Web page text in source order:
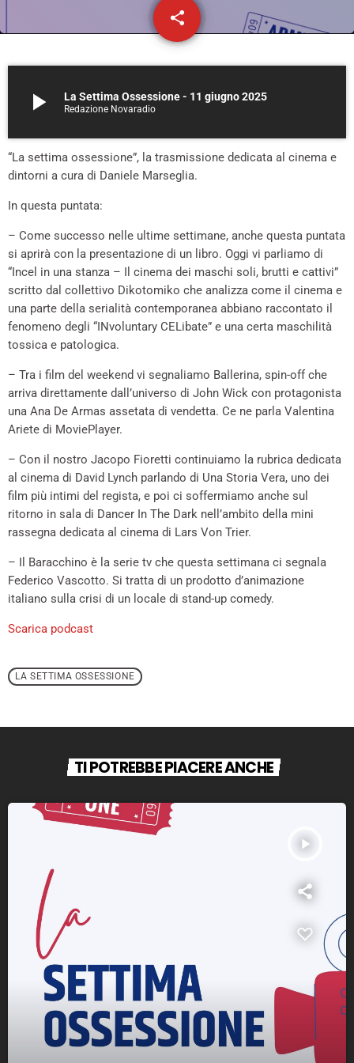
share
email
play_arrow La Settima Ossessione - 11 giugno 2025
Redazione Novaradio
“La settima ossessione”, la trasmissione dedicata al cinema e
dintorni a cura di Daniele Marseglia.
In questa puntata:
– Come successo nelle ultime settimane, anche questa puntata
si aprirà con la presentazione di un libro. Oggi vi parliamo di
“Incel in una stanza – Il cinema dei maschi soli, brutti e cattivi”
scritto dal collettivo Dikotomiko che analizza come il cinema e
una parte della serialità contemporanea abbiano raccontato il
fenomeno degli “INvoluntary CELibate” e una certa maschilità
tossica e patologica.
– Tra i film del weekend vi segnaliamo Ballerina, spin-off che
arriva direttamente dall’universo di John Wick con protagonista
una Ana De Armas assetata di vendetta. Ce ne parla Valentina
Ariete di MoviePlayer.
– Con il nostro Jacopo Fioretti continuiamo la rubrica dedicata
al cinema di David Lynch parlando di Una Storia Vera, uno dei
film più intimi del regista, e poi ci soffermiamo anche sul
ritorno in sala di Dancer In The Dark nell’ambito della mini
rassegna dedicata al cinema di Lars Von Trier.
– Il Baracchino è la serie tv che questa settimana ci segnala
Federico Vascotto. Si tratta di un prodotto d’animazione
italiano sulla crisi di un locale di stand-up comedy.
Scarica podcast
LA SETTIMA OSSESSIONE
TI POTREBBE PIACERE ANCHE
play_arrow